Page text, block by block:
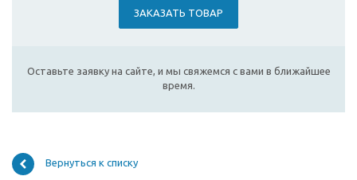
ЗАКАЗАТЬ ТОВАР
Оставьте заявку на сайте, и мы свяжемся с вами в ближайшее
время.
Вернуться к списку